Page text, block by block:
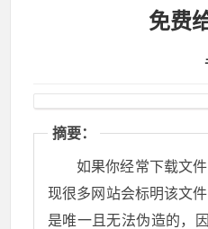
免费
摘要：
如果你经常下载文
现很多网站会标明该文
是唯一且无法伪造的，